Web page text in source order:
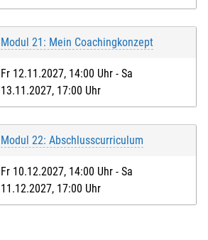
Modul 21: Mein Coachingkonzept
Fr 12.11.2027, 14:00 Uhr - Sa
13.11.2027, 17:00 Uhr
Modul 22: Abschlusscurriculum
Fr 10.12.2027, 14:00 Uhr - Sa
11.12.2027, 17:00 Uhr